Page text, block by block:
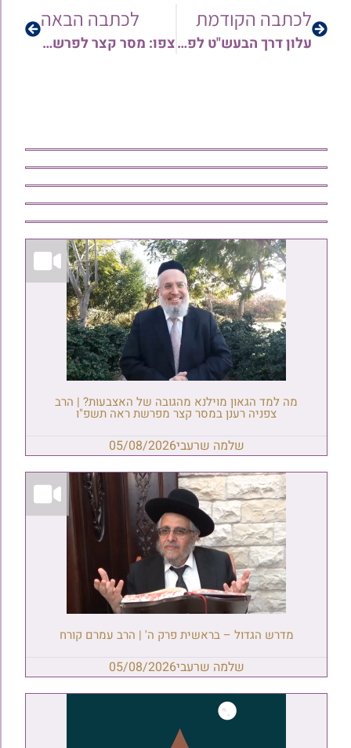
לכתבה הקודמת
עלון דרך הבעש"ט לפרשת משפטים תשפ"ב
לכתבה הבאה
צפו: מסר קצר לפרשת משפטים | הרב אבישלום מונייצר
מה למד הגאון מוילנא מהגובה של האצבעות? | הרב
צפניה רענן במסר קצר מפרשת ראה תשפ"ו
שלמה שרעבי05/08/2026
מדרש הגדול – בראשית פרק ה' | הרב עמרם קורח
שלמה שרעבי05/08/2026